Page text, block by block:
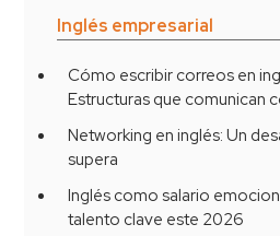
Inglés empresarial
Cómo escribir correos en inglés para el trabajo:
Estructuras que comunican
Networking en inglés: Un desafío que la IA no
supera
Inglés como salario emocional: Cómo retener al
talento clave este 2026